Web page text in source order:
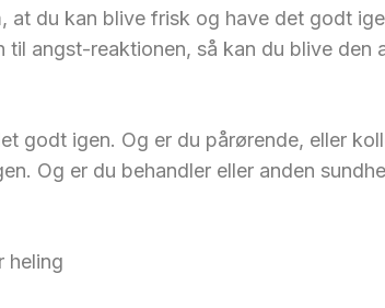
du kan blive frisk og have det godt
angst-reaktionen, så kan du blive den
godt igen. Og er du pårørende, eller
Og er du behandler eller anden